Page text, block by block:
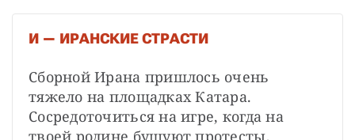
И — ИРАНСКИЕ СТРАСТИ
Сборной Ирана пришлось очень
тяжело на площадках Катара.
Сосредоточиться на игре, когда на